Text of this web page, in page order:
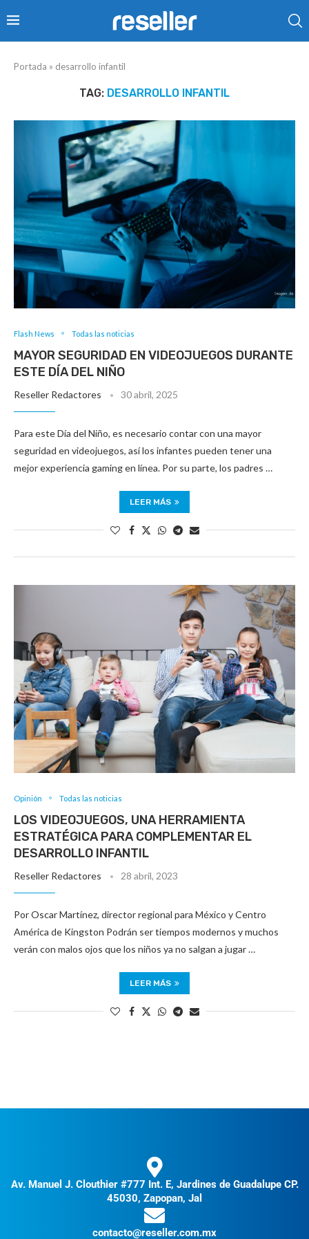
Portada » desarrollo infantil
TAG: DESARROLLO INFANTIL
Flash News Todas las noticias
MAYOR SEGURIDAD EN VIDEOJUEGOS DURANTE
ESTE DÍA DEL NIÑO
Reseller Redactores 30 abril, 2025
Para este Día del Niño, es necesario contar con una mayor
seguridad en videojuegos, así los infantes pueden tener una
mejor experiencia gaming en línea. Por su parte, los padres …
LEER MÁS
Opinión Todas las noticias
LOS VIDEOJUEGOS, UNA HERRAMIENTA
ESTRATÉGICA PARA COMPLEMENTAR EL
DESARROLLO INFANTIL
Reseller Redactores 28 abril, 2023
Por Oscar Martínez, director regional para México y Centro
América de Kingston Podrán ser tiempos modernos y muchos
verán con malos ojos que los niños ya no salgan a jugar …
LEER MÁS
Av. Manuel J. Clouthier #777 Int. E, Jardines de Guadalupe CP.
45030, Zapopan, Jal
contacto@reseller.com.mx